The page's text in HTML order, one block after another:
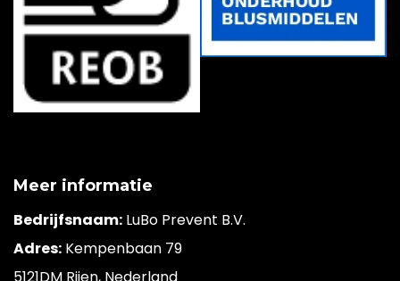
Meer informatie
Bedrijfsnaam: LuBo Prevent B.V.
Adres: Kempenbaan 79
5121DM Rijen, Nederland